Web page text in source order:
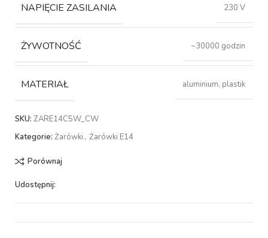
NAPIĘCIE ZASILANIA 230 V
ŻYWOTNOŚĆ ~30000 godzin
MATERIAŁ aluminium, plastik
SKU:ZARE14C5W_CW
Kategorie: Żarówki , Żarówki E14
Porównaj
Udostępnij: